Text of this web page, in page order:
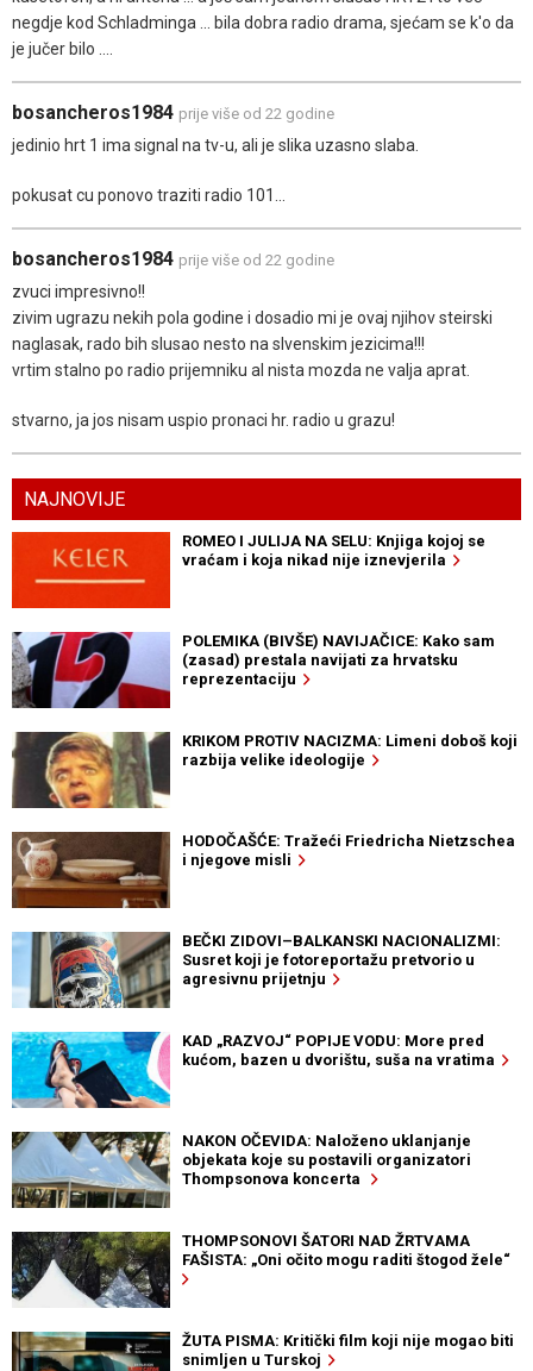
negdje kod Schladminga ... bila dobra radio drama, sjećam se k'o da
je jučer bilo ....
bosancheros1984 prije više od 22 godine
jedinio hrt 1 ima signal na tv-u, ali je slika uzasno slaba.
pokusat cu ponovo traziti radio 101...
bosancheros1984 prije više od 22 godine
zvuci impresivno!!
zivim ugrazu nekih pola godine i dosadio mi je ovaj njihov steirski
naglasak, rado bih slusao nesto na slvenskim jezicima!!!
vrtim stalno po radio prijemniku al nista mozda ne valja aprat.
stvarno, ja jos nisam uspio pronaci hr. radio u grazu!
NAJNOVIJE
ROMEO I JULIJA NA SELU: Knjiga kojoj se
vraćam i koja nikad nije iznevjerila
POLEMIKA (BIVŠE) NAVIJAČICE: Kako sam
(zasad) prestala navijati za hrvatsku
reprezentaciju
KRIKOM PROTIV NACIZMA: Limeni doboš koji
razbija velike ideologije
HODOČAŠĆE: Tražeći Friedricha Nietzschea
i njegove misli
BEČKI ZIDOVI–BALKANSKI NACIONALIZMI:
Susret koji je fotoreportažu pretvorio u
agresivnu prijetnju
KAD „RAZVOJ“ POPIJE VODU: More pred
kućom, bazen u dvorištu, suša na vratima
NAKON OČEVIDA: Naloženo uklanjanje
objekata koje su postavili organizatori
Thompsonova koncerta
THOMPSONOVI ŠATORI NAD ŽRTVAMA
FAŠISTA: „Oni očito mogu raditi štogod žele“
ŽUTA PISMA: Kritički film koji nije mogao biti
snimljen u Turskoj